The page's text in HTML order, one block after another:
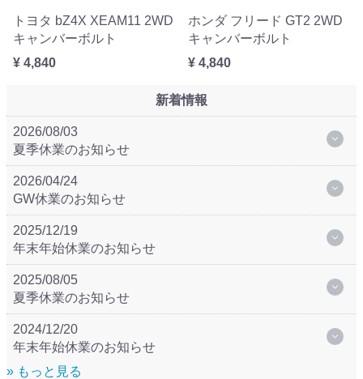
トヨタ bZ4X XEAM11 2WD
キャンバーボルト
¥ 4,840
ホンダ フリード GT2 2WD
キャンバーボルト
¥ 4,840
新着情報
2026/08/03
夏季休業のお知らせ
2026/04/24
GW休業のお知らせ
2025/12/19
年末年始休業のお知らせ
2025/08/05
夏季休業のお知らせ
2024/12/20
年末年始休業のお知らせ
» もっと見る